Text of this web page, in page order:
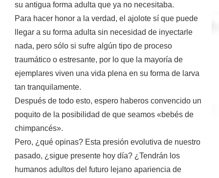
su antigua forma adulta que ya no necesitaba.
Para hacer honor a la verdad, el ajolote sí que puede
llegar a su forma adulta sin necesidad de inyectarle
nada, pero sólo si sufre algún tipo de proceso
traumático o estresante, por lo que la mayoría de
ejemplares viven una vida plena en su forma de larva
tan tranquilamente.
Después de todo esto, espero haberos convencido un
poquito de la posibilidad de que seamos «bebés de
chimpancés».
Pero, ¿qué opinas? Esta presión evolutiva de nuestro
pasado, ¿sigue presente hoy día? ¿Tendrán los
humanos adultos del futuro lejano apariencia de